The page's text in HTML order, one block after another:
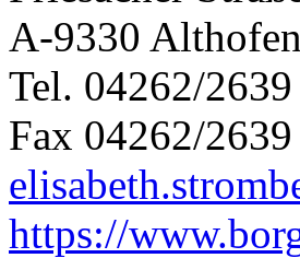
A-9330 Althofen
Tel. 04262/
Fax 04262/
https://